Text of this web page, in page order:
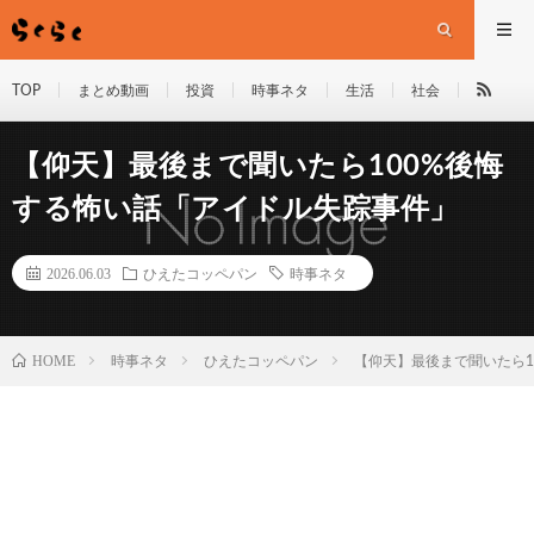
TOP まとめ動画 投資 時事ネタ 生活 社会
【仰天】最後まで聞いたら100%後悔
する怖い話「アイドル失踪事件」
2026.06.03 ひえたコッペパン 時事ネタ
HOME 時事ネタ ひえたコッペパン 【仰天】最後まで聞いた